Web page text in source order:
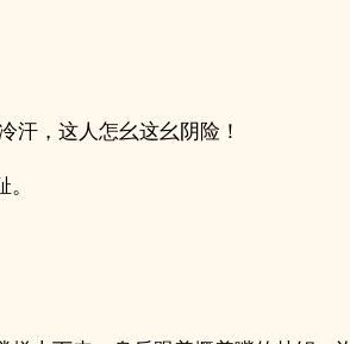
汗，这人怎幺这幺阴险！